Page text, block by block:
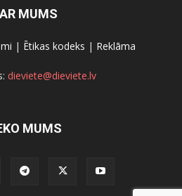
MUMS
| Ētikas kodeks | Reklāma
dieviete@dieviete.lv
MUMS